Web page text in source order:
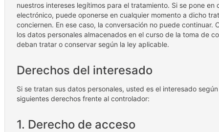
nuestros intereses legítimos para el tratamiento. Si se pone
electrónico, puede oponerse en cualquier momento a dicho
conciernen. En ese caso, la conversación no puede continuar.
los datos personales almacenados en el curso de la toma de
deban tratar o conservar según la ley aplicable.
Derechos del interesado
Si se tratan sus datos personales, usted es el interesado
siguientes derechos frente al controlador:
1. Derecho de acceso